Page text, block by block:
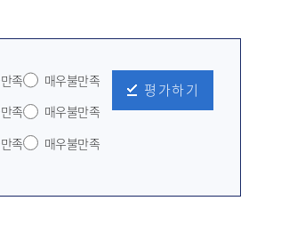
족 매우불만족
족 매우불만족
족 매우불만족
평가하기